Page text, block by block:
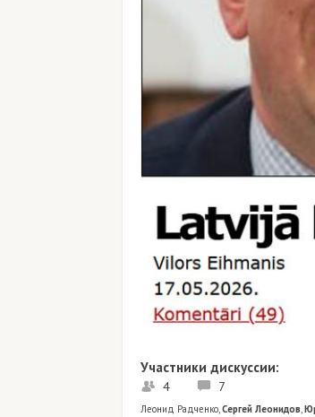
Участники дискуссии:
4 7
Леонид Радченко,Сергей Леонидов,